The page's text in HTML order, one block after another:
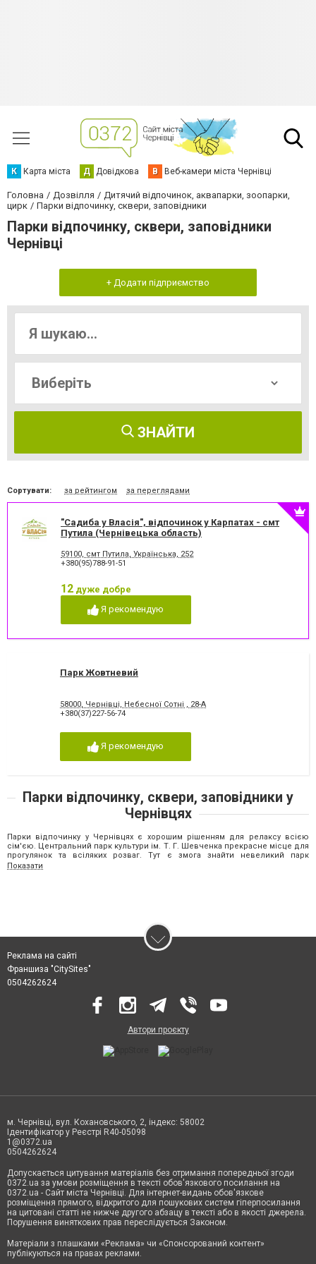
К Карта міста Д Довідкова В Веб-камери міста Чернівці
Головна Дозвілля
Дитячий відпочинок, аквапарки, зоопарки,
цирк
Парки відпочинку, сквери, заповідники
Парки відпочинку, сквери, заповідники
Чернівці
+ Додати підприємство
ЗНАЙТИ
Сортувати: за рейтингом за переглядами
"Садиба у Власія", відпочинок у Карпатах - смт
Путила (Чернівецька область)
59100, смт Путила, Українська, 252
+380(95)788-91-51
12 дуже добре
Я рекомендую
Парк Жовтневий
58000, Чернівці, Небесної Сотні , 28-А
+380(37)227-56-74
Я рекомендую
Парки відпочинку, сквери, заповідники у
Чернівцях
Парки відпочинку у Чернівцях є хорошим рішенням для релаксу всією
сім'єю. Центральний парк культури ім. Т. Г. Шевченка прекрасне місце для
прогулянок та всіляких розваг. Тут є змога знайти невеликий парк
атракціонів та відпочити із дітьми в кафе.
Сквери у Чернівцях поширений центр серед молоді та людей старшого
покоління: тут просто погуляти та подихати повітрям, почитати книгу, газету,
відпочити душею. Часто у скверах вигулюють собак. Скверики зазвичай
менші за розміром, але бувають цікавішими, тут можна детально
розгледіти рослин та тварин, помилуватися природою. Завдяки
відсутності тут великого скупчення людей, сквери часто спокійніші.
Заповідники у Чернівцях та області
У нашому місті та на території області багата природа, флора та фауна, яка
Природно-заповідний фонд Чернівецької області ділиться на:
пам'ятки природи
ботанічні сади
Здебільшого такі зони можна відвідувати, але проводити час тут треба
обережно щоб не нашкодити природі. Також потрібно навчати дітей
оберігати природу та дбати про тварин і рослин, тому брати їх з собою в
Обрати місця варто на сайті 0372.ua у рубриці Парки відпочинку, сквери,
заповідники в Чернівцях - Дозвілля в місті Чернівці.
Показати
Реклама на сайті
Франшиза "CitySites"
0504262624
Автори проєкту
м. Чернівці, вул. Кохановського, 2, індекс: 58002
Ідентифікатор у Реєстрі R40-05098
1@0372.ua
0504262624
Допускається цитування матеріалів без отримання попередньої згоди
0372.ua за умови розміщення в тексті обов'язкового посилання на
0372.ua - Сайт міста Чернівці. Для інтернет-видань обов'язкове
розміщення прямого, відкритого для пошукових систем гіперпосилання
на цитовані статті не нижче другого абзацу в тексті або в якості джерела.
Порушення виняткових прав переслідується Законом.
Матеріали з плашками «Реклама» чи «Спонсорований контент»
публікуються на правах реклами.